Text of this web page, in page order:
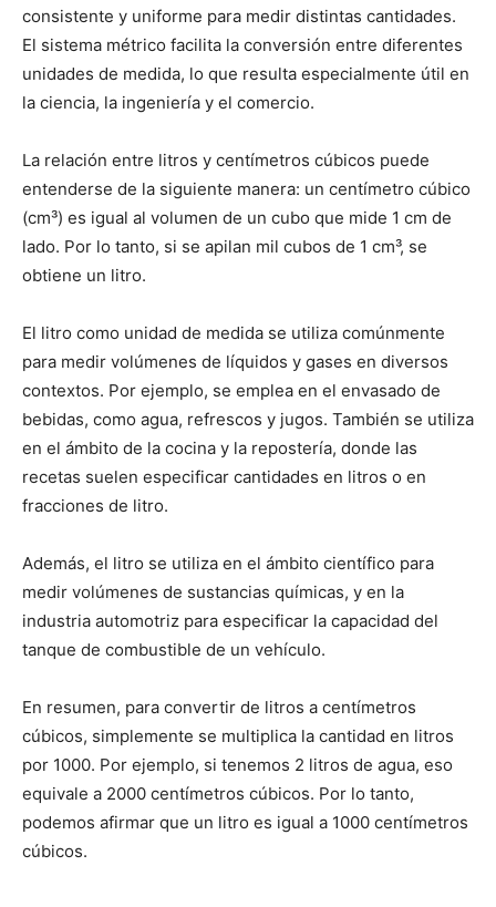
consistente y uniforme para medir distintas cantidades.
El sistema métrico facilita la conversión entre diferentes
unidades de medida, lo que resulta especialmente útil en
la ciencia, la ingeniería y el comercio.
La relación entre litros y centímetros cúbicos puede
entenderse de la siguiente manera: un centímetro cúbico
(cm³) es igual al volumen de un cubo que mide 1 cm de
lado. Por lo tanto, si se apilan mil cubos de 1 cm³, se
obtiene un litro.
El litro como unidad de medida se utiliza comúnmente
para medir volúmenes de líquidos y gases en diversos
contextos. Por ejemplo, se emplea en el envasado de
bebidas, como agua, refrescos y jugos. También se utiliza
en el ámbito de la cocina y la repostería, donde las
recetas suelen especificar cantidades en litros o en
fracciones de litro.
Además, el litro se utiliza en el ámbito científico para
medir volúmenes de sustancias químicas, y en la
industria automotriz para especificar la capacidad del
tanque de combustible de un vehículo.
En resumen, para convertir de litros a centímetros
cúbicos, simplemente se multiplica la cantidad en litros
por 1000. Por ejemplo, si tenemos 2 litros de agua, eso
equivale a 2000 centímetros cúbicos. Por lo tanto,
podemos afirmar que un litro es igual a 1000 centímetros
cúbicos.